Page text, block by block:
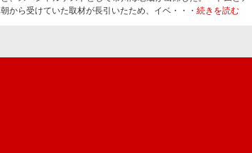
朝から受けていた取材が長引いたため、イベ・・・ 続きを読む